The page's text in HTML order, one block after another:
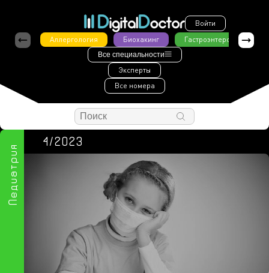
Войти
Аллергология
Биохакинг Гастроэнтерология
Все специальности
Эксперты
Все номера
Педиатрия
4/2023